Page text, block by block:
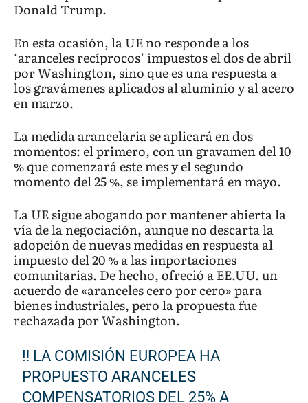
Donald Trump.
En esta ocasión, la UE no responde a los
‘aranceles recíprocos’ impuestos el dos de abril
por Washington, sino que es una respuesta a
los gravámenes aplicados al aluminio y al acero
en marzo.
La medida arancelaria se aplicará en dos
momentos: el primero, con un gravamen del 10
% que comenzará este mes y el segundo
momento del 25 %, se implementará en mayo.
La UE sigue abogando por mantener abierta la
vía de la negociación, aunque no descarta la
adopción de nuevas medidas en respuesta al
impuesto del 20 % a las importaciones
comunitarias. De hecho, ofreció a EE.UU. un
acuerdo de «aranceles cero por cero» para
bienes industriales, pero la propuesta fue
rechazada por Washington.
‼️ LA COMISIÓN EUROPEA HA
PROPUESTO ARANCELES
COMPENSATORIOS DEL 25% A